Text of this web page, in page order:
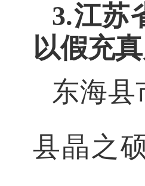
3.江苏
以假充
东海县
县晶之